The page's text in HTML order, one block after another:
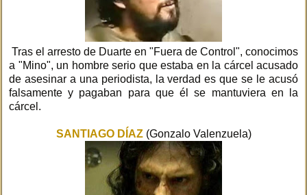
Tras el arresto de Duarte en "Fuera de Control", conocimos
a "Mino", un hombre serio que estaba en la cárcel acusado
de asesinar a una periodista, la verdad es que se le acusó
falsamente y pagaban para que él se mantuviera en la
cárcel.
SANTIAGO DÍAZ(Gonzalo Valenzuela)